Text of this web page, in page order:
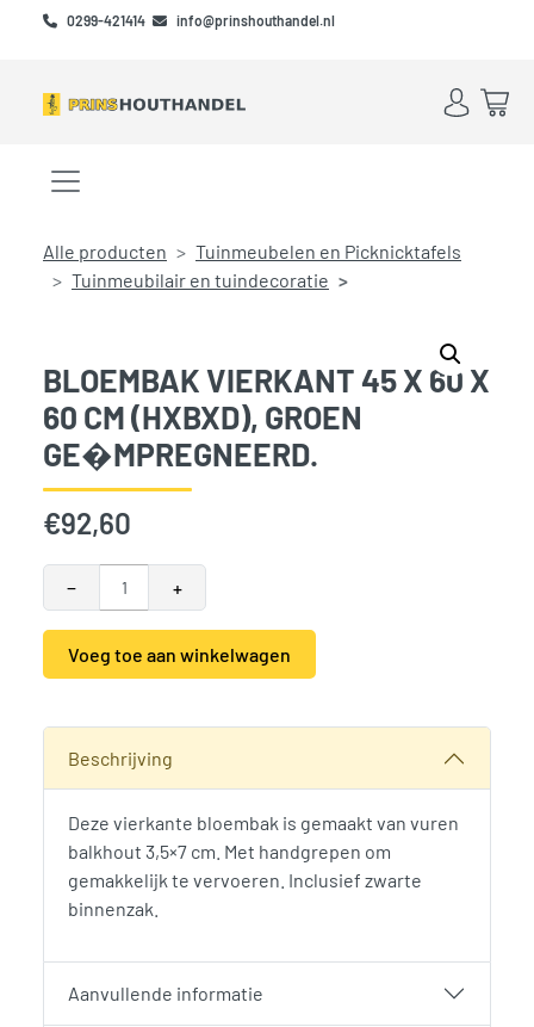
Skip to main content
Skip to footer
0299-421414 info@prinshouthandel.nl
Account
Menu openen/sluiten
Alle producten
Tuinmeubelen en Picknicktafels
Tuinmeubilair en tuindecoratie
BLOEMBAK VIERKANT 45 X 60 X
60 CM (HXBXD), GROEN
GE�MPREGNEERD.
€92,60
− +
Voeg toe aan winkelwagen
Beschrijving
Deze vierkante bloembak is gemaakt van vuren
balkhout 3,5×7 cm. Met handgrepen om
gemakkelijk te vervoeren. Inclusief zwarte
binnenzak.
Aanvullende informatie